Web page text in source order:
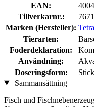
EAN:
Tillverkarnr.:
Marken (Hersteller): Tetra
Tierarten:
Foderdeklaration:
Användning:
Doseringsform:
Sammansättning
Fisch und